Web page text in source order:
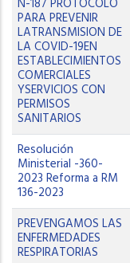
PARA PREVENIR
LATRANSMISION DE
LA COVID-19EN
ESTABLECIMIENTOS
COMERCIALES
YSERVICIOS CON
PERMISOS
SANITARIOS
Resolución
Ministerial -360-
2023 Reforma a RM
136-2023
PREVENGAMOS LAS
ENFERMEDADES
RESPIRATORIAS